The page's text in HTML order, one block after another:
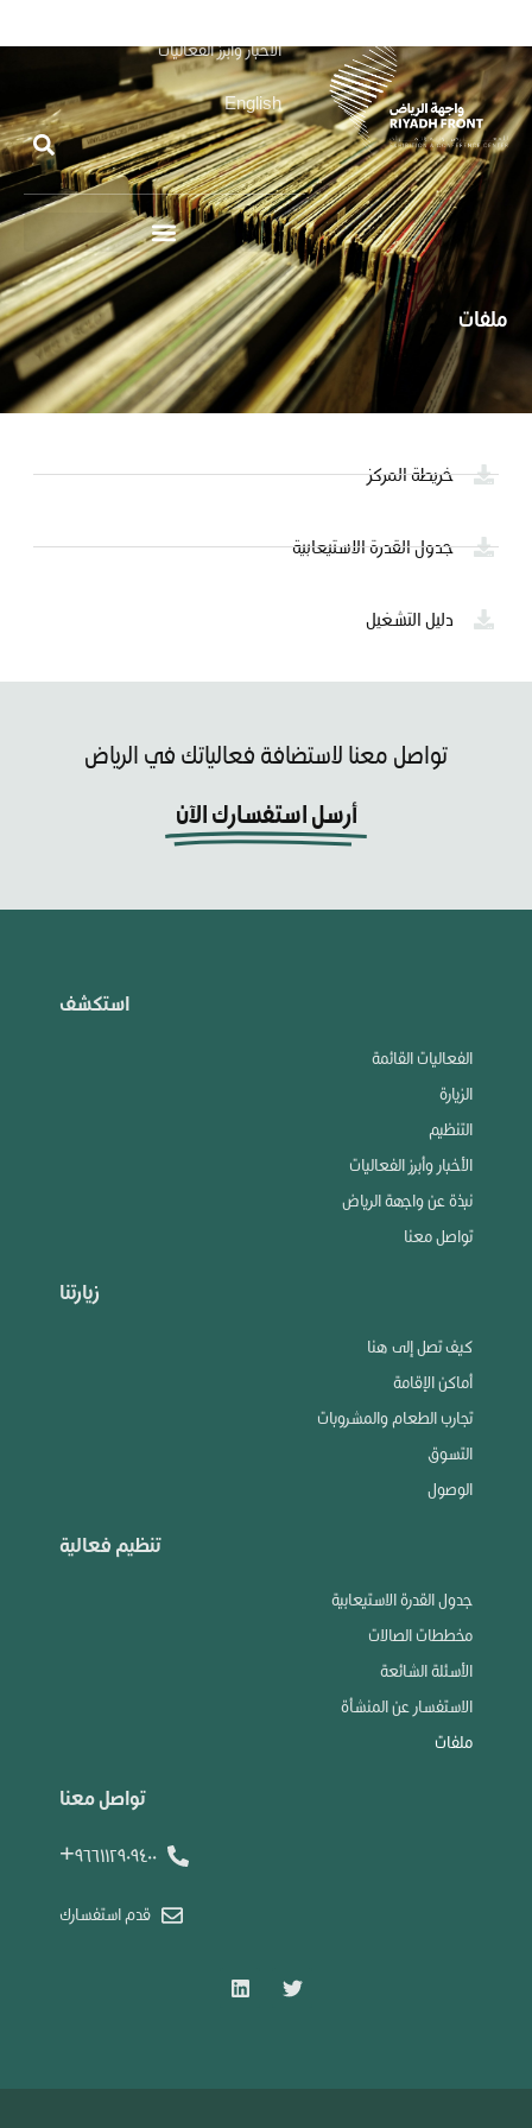
الأخبار وأبرز الفعاليات
English
ملفات
خريطة المركز
جدول القدرة الاستيعابية
دليل التشغيل
تواصل معنا لاستضافة فعالياتك في الرياض
أرسل استفسارك الآن
استكشف
الفعاليات القائمة
الزيارة
التنظيم
الأخبار وأبرز الفعاليات
نبذة عن واجهة الرياض
تواصل معنا
زيارتنا
كيف تصل إلى هنا
أماكن الإقامة
تجارب الطعام والمشروبات
التسوق
الوصول
تنظيم فعالية
جدول القدرة الاستيعابية
مخططات الصالات
الأسئلة الشائعة
الاستفسار عن المنشأة
ملفات
تواصل معنا
٩٦٦١١٢٩٠٩٤٠٠+
قدم استفسارك